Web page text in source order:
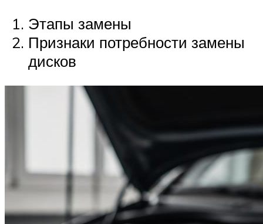
Этапы замены
Признаки потребности замены
дисков